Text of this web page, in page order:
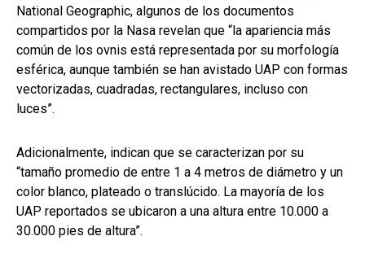
National Geographic, algunos de los documentos
compartidos por la Nasa revelan que “la apariencia más
común de los ovnis está representada por su morfología
esférica, aunque también se han avistado UAP con formas
vectorizadas, cuadradas, rectangulares, incluso con
luces”.
Adicionalmente, indican que se caracterizan por su
“tamaño promedio de entre 1 a 4 metros de diámetro y un
color blanco, plateado o translúcido. La mayoría de los
UAP reportados se ubicaron a una altura entre 10.000 a
30.000 pies de altura”.